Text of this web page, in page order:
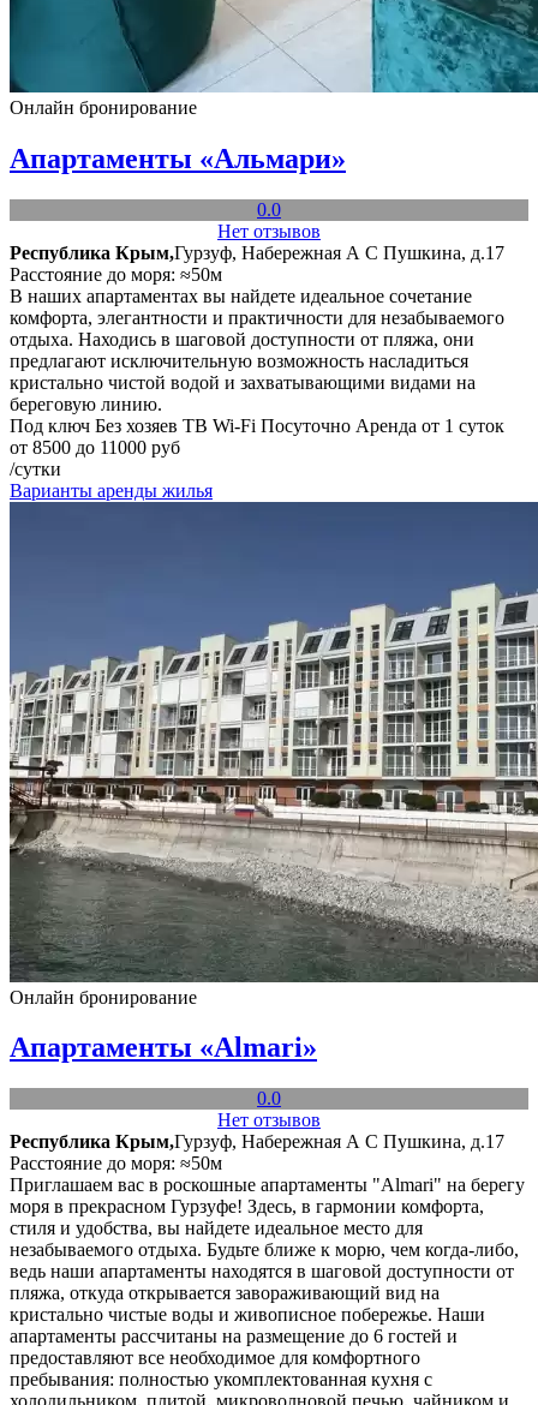
Онлайн бронирование
Апартаменты «Альмари»
0.0
Нет отзывов
Республика Крым,Гурзуф, Набережная А С Пушкина, д.17
Расстояние до моря: ≈50м
В наших апартаментах вы найдете идеальное сочетание
комфорта, элегантности и практичности для незабываемого
отдыха. Находись в шаговой доступности от пляжа, они
предлагают исключительную возможность насладиться
кристально чистой водой и захватывающими видами на
береговую линию.
Под ключ Без хозяев ТВ Wi-Fi Посуточно Аренда от 1 суток
от 8500 до 11000 руб
/сутки
Варианты аренды жилья
Онлайн бронирование
Апартаменты «Almari»
0.0
Нет отзывов
Республика Крым,Гурзуф, Набережная А С Пушкина, д.17
Расстояние до моря: ≈50м
Приглашаем вас в роскошные апартаменты "Almari" на берегу
моря в прекрасном Гурзуфе! Здесь, в гармонии комфорта,
стиля и удобства, вы найдете идеальное место для
незабываемого отдыха. Будьте ближе к морю, чем когда-либо,
ведь наши апартаменты находятся в шаговой доступности от
пляжа, откуда открывается завораживающий вид на
кристально чистые воды и живописное побережье. Наши
апартаменты рассчитаны на размещение до 6 гостей и
предоставляют все необходимое для комфортного
пребывания: полностью укомплектованная кухня с